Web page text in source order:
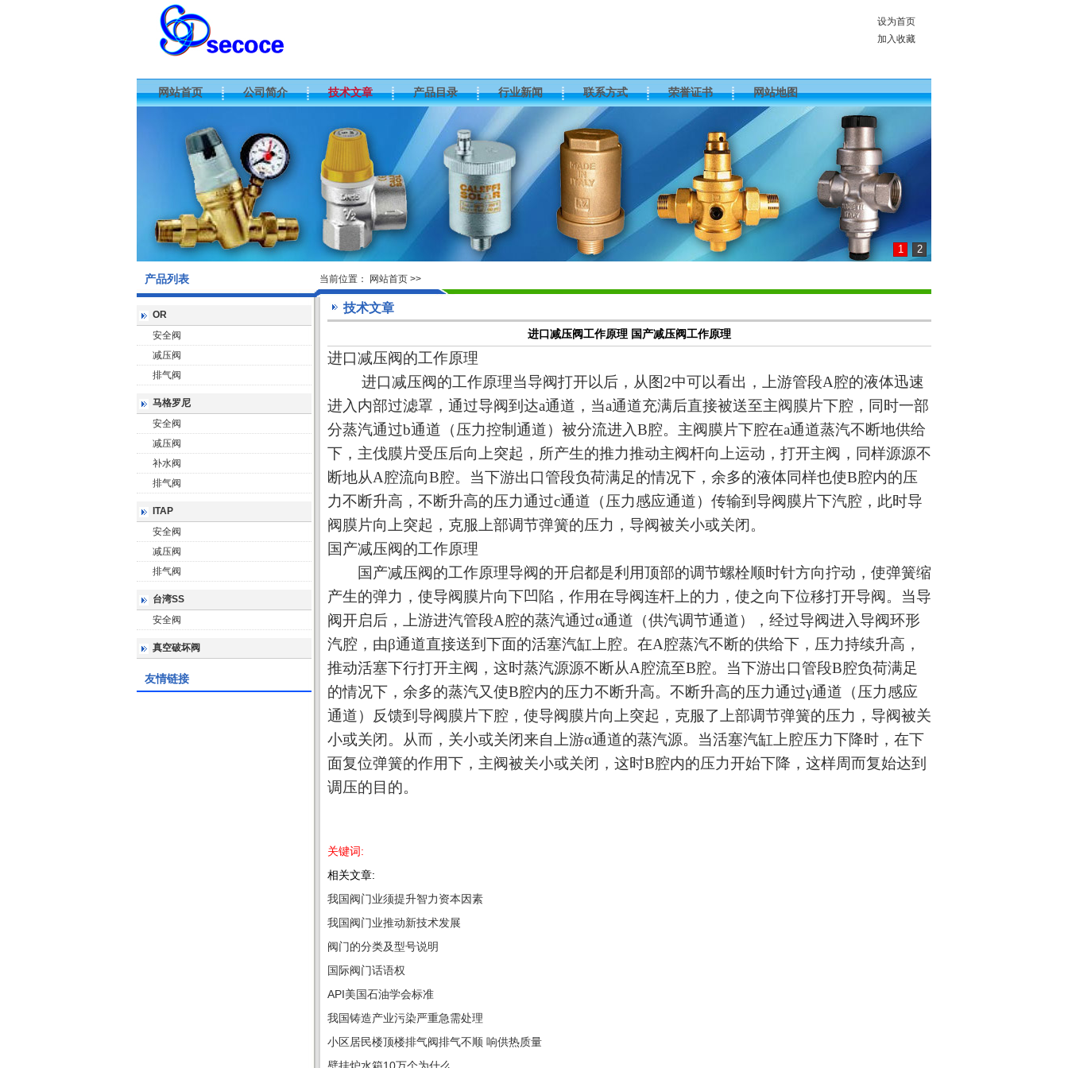
设为首页
加入收藏
网站首页 公司简介 技术文章 产品目录 行业新闻 联系方式 荣誉证书 网站地图
1 2
产品列表 当前位置： 网站首页 >>
技术文章
进口减压阀工作原理 国产减压阀工作原理
进口减压阀的工作原理
进口减压阀的工作原理当导阀打开以后，从图2中可以看出，上游管段A腔的液体迅速
进入内部过滤罩，通过导阀到达a通道，当a通道充满后直接被送至主阀膜片下腔，同时一部
分蒸汽通过b通道（压力控制通道）被分流进入B腔。主阀膜片下腔在a通道蒸汽不断地供给
下，主伐膜片受压后向上突起，所产生的推力推动主阀杆向上运动，打开主阀，同样源源不
断地从A腔流向B腔。当下游出口管段负荷满足的情况下，余多的液体同样也使B腔内的压
力不断升高，不断升高的压力通过c通道（压力感应通道）传输到导阀膜片下汽腔，此时导
阀膜片向上突起，克服上部调节弹簧的压力，导阀被关小或关闭。
国产减压阀的工作原理
国产减压阀的工作原理导阀的开启都是利用顶部的调节螺栓顺时针方向拧动，使弹簧缩
产生的弹力，使导阀膜片向下凹陷，作用在导阀连杆上的力，使之向下位移打开导阀。当导
阀开启后，上游进汽管段A腔的蒸汽通过α通道（供汽调节通道），经过导阀进入导阀环形
汽腔，由β通道直接送到下面的活塞汽缸上腔。在A腔蒸汽不断的供给下，压力持续升高，
推动活塞下行打开主阀，这时蒸汽源源不断从A腔流至B腔。当下游出口管段B腔负荷满足
的情况下，余多的蒸汽又使B腔内的压力不断升高。不断升高的压力通过γ通道（压力感应
通道）反馈到导阀膜片下腔，使导阀膜片向上突起，克服了上部调节弹簧的压力，导阀被关
小或关闭。从而，关小或关闭来自上游α通道的蒸汽源。当活塞汽缸上腔压力下降时，在下
面复位弹簧的作用下，主阀被关小或关闭，这时B腔内的压力开始下降，这样周而复始达到
调压的目的。
关键词:
相关文章:
我国阀门业须提升智力资本因素
我国阀门业推动新技术发展
阀门的分类及型号说明
国际阀门话语权
API美国石油学会标准
我国铸造产业污染严重急需处理
小区居民楼顶楼排气阀排气不顺 响供热质量
OR
安全阀
减压阀
排气阀
马格罗尼
安全阀
减压阀
补水阀
排气阀
ITAP
安全阀
减压阀
排气阀
台湾SS
安全阀
真空破坏阀
友情链接